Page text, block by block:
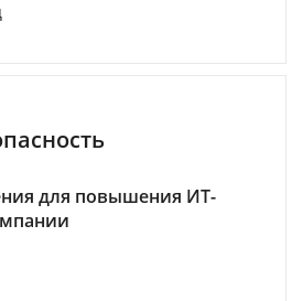
для повышения ИТ-